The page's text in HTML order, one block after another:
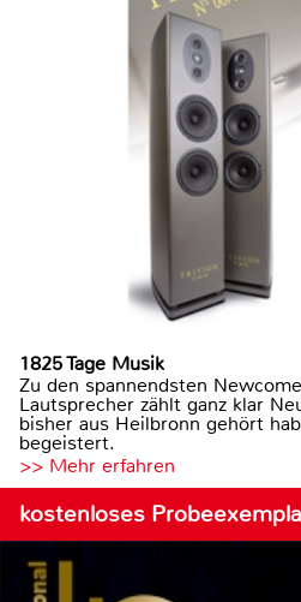
1825 Tage Musik
Zu den spannendsten
Lautsprecher zählt ganz klar
bisher aus Heilbronn gehört
begeistert.
>> Mehr erfahren
kostenloses